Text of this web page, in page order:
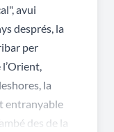
avui
després, la
per
l’Orient,
la
entranyable
des de la